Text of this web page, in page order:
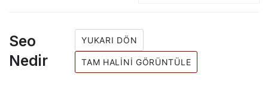
Seo
Nedir
YUKARI DÖN
TAM HALINI GÖRÜNTÜLE